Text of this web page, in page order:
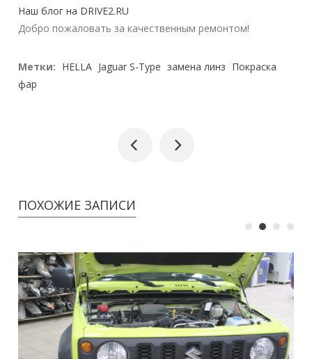
Наш блог на DRIVE2.RU
Добро пожаловать за качественным ремонтом!
Метки: HELLA Jaguar S-Type замена линз Покраска
фар
ПОХОЖИЕ ЗАПИСИ